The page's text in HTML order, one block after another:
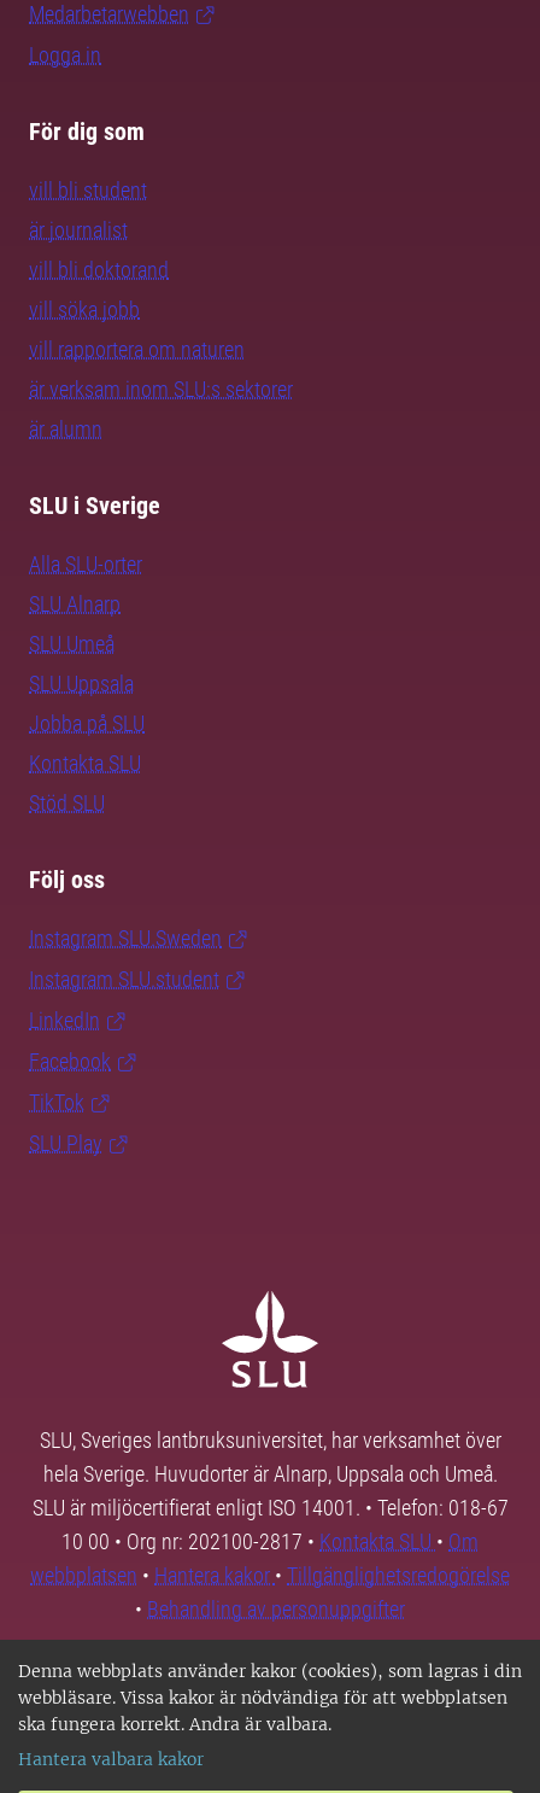
Denna webbplats använder kakor (cookies), som lagras i din
webbläsare. Vissa kakor är nödvändiga för att webbplatsen
ska fungera korrekt. Andra är valbara.
Hantera valbara kakor
Medarbetarwebben
Logga in
För dig som
vill bli student
är journalist
vill bli doktorand
vill söka jobb
vill rapportera om naturen
är verksam inom SLU:s sektorer
är alumn
SLU i Sverige
Alla SLU-orter
SLU Alnarp
SLU Umeå
SLU Uppsala
Jobba på SLU
Kontakta SLU
Stöd SLU
Följ oss
Instagram SLU.Sweden
Instagram SLU.student
LinkedIn
Facebook
TikTok
SLU Play
SLU, Sveriges lantbruksuniversitet, har verksamhet över
hela Sverige. Huvudorter är Alnarp, Uppsala och Umeå.
SLU är miljöcertifierat enligt ISO 14001. • Telefon: 018-67
10 00 • Org nr: 202100-2817 • Kontakta SLU • Om
webbplatsen • Hantera kakor • Tillgänglighetsredogörelse
• Behandling av personuppgifter